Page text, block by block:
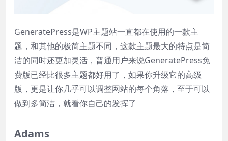
GeneratePress是WP主题站一直都在使用的一款主
题，和其他的极简主题不同，这款主题最大的特点是简
洁的同时还更加灵活，普通用户来说GeneratePress免
费版已经比很多主题都好用了，如果你升级它的高级
版，更是让你几乎可以调整网站的每个角落，至于可以
做到多简洁，就看你自己的发挥了
Adams